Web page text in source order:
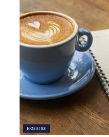
HOBBIES